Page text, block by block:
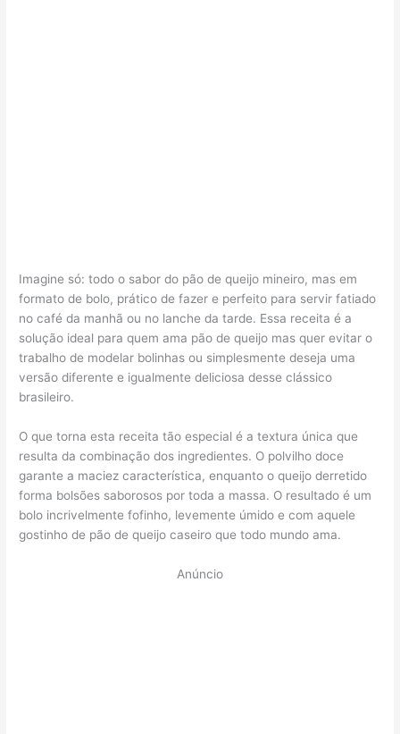
Imagine só: todo o sabor do pão de queijo mineiro, mas em
formato de bolo, prático de fazer e perfeito para servir fatiado
no café da manhã ou no lanche da tarde. Essa receita é a
solução ideal para quem ama pão de queijo mas quer evitar o
trabalho de modelar bolinhas ou simplesmente deseja uma
versão diferente e igualmente deliciosa desse clássico
brasileiro.
O que torna esta receita tão especial é a textura única que
resulta da combinação dos ingredientes. O polvilho doce
garante a maciez característica, enquanto o queijo derretido
forma bolsões saborosos por toda a massa. O resultado é um
bolo incrivelmente fofinho, levemente úmido e com aquele
gostinho de pão de queijo caseiro que todo mundo ama.
Anúncio